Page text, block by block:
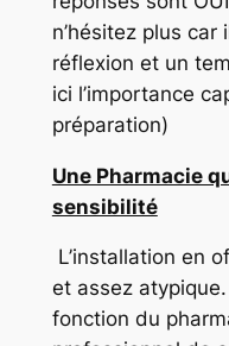
n’hésitez plus
réflexion et un
ici l’importance
préparation)
Une Pharmacie
sensibilité
L’installation en
et assez
fonction du